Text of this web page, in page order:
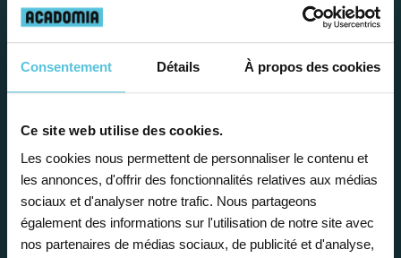
Consentement Détails À propos des cookies
Ce site web utilise des cookies.
Les cookies nous permettent de personnaliser le contenu et
les annonces, d'offrir des fonctionnalités relatives aux médias
sociaux et d'analyser notre trafic. Nous partageons
également des informations sur l'utilisation de notre site avec
nos partenaires de médias sociaux, de publicité et d'analyse,
Je vous propose un
bilan personnalisé
première étape pour faire le point sur
la situation scolaire de votre enfant, ses
besoins et vous préconiser la solution la
plus adaptée.